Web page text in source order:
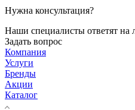
Нужна консультация?
Наши специалисты ответят
Задать вопрос
Компания
Услуги
Бренды
Акции
Каталог